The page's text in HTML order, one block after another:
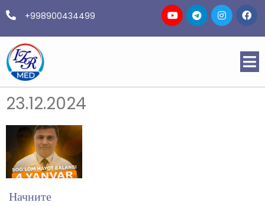
+998900434499
23.12.2024
Начните